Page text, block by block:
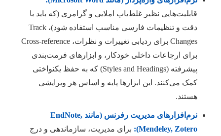
قابلیت‌هایی نظیر غلط‌یاب املایی و گرامری (که باید با
دقت و تنظیمات فارسی مناسب استفاده شود)، Track
Changes برای ردیابی تغییرات و نظرات، Cross-reference
برای ارجاعات داخلی خودکار، و ابزارهای فرمت‌بندی
پیشرفته (Styles and Headings) که به حفظ یکنواختی
کمک می‌کنند. این ابزارها پایه و اساس هر ویرایشی
هستند.
نرم‌افزارهای مدیریت رفرنس (مانند EndNote,
Mendeley, Zotero): برای مدیریت، سازماندهی و درج